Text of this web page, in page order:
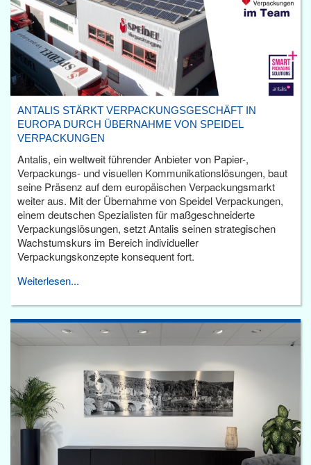
ANTALIS STÄRKT VERPACKUNGSGESCHÄFT IN
EUROPA DURCH ÜBERNAHME VON SPEIDEL
VERPACKUNGEN
Antalis, ein weltweit führender Anbieter von Papier-,
Verpackungs- und visuellen Kommunikationslösungen, baut
seine Präsenz auf dem europäischen Verpackungsmarkt
weiter aus. Mit der Übernahme von Speidel Verpackungen,
einem deutschen Spezialisten für maßgeschneiderte
Verpackungslösungen, setzt Antalis seinen strategischen
Wachstumskurs im Bereich individueller
Verpackungskonzepte konsequent fort.
Weiterlesen...